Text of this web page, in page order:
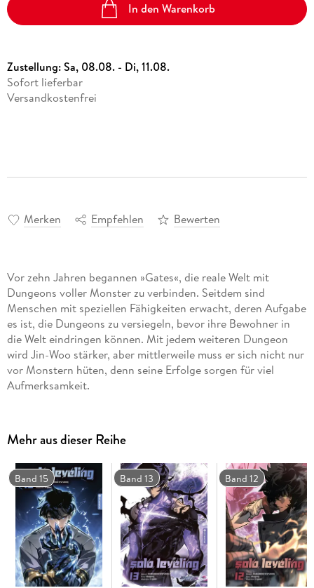
In den Warenkorb
Zustellung:Sa, 08.08. - Di, 11.08.
Sofort lieferbar
Versandkostenfrei
Merken Empfehlen Bewerten
Vor zehn Jahren begannen »Gates«, die reale Welt mit
Dungeons voller Monster zu verbinden. Seitdem sind
Menschen mit speziellen Fähigkeiten erwacht, deren Aufgabe
es ist, die Dungeons zu versiegeln, bevor ihre Bewohner in
die Welt eindringen können. Mit jedem weiteren Dungeon
wird Jin-Woo stärker, aber mittlerweile muss er sich nicht nur
vor Monstern hüten, denn seine Erfolge sorgen für viel
Aufmerksamkeit.
Mehr aus dieser Reihe
Band 15 Band 13 Band 12